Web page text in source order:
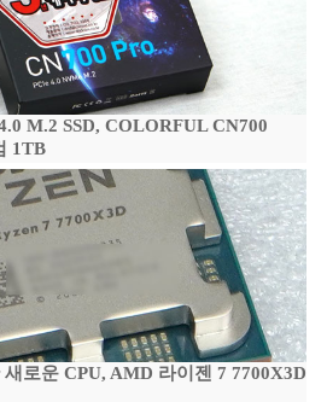
M.2 SSD, COLORFUL CN700
1TB
로운 CPU, AMD 라이젠 7 7700X3D